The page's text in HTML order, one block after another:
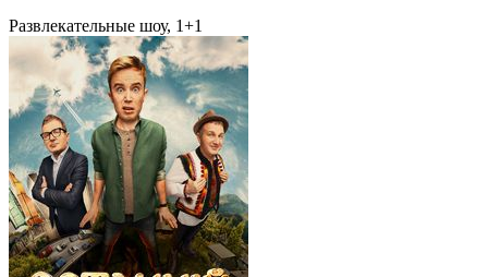
Развлекательные шоу, 1+1